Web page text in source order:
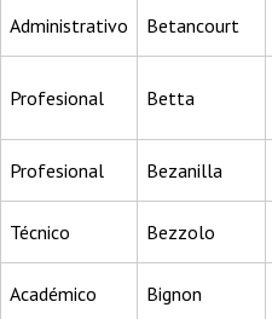
Administrativo Betancourt
Profesional Betta
Profesional Bezanilla
Técnico Bezzolo
Académico Bignon